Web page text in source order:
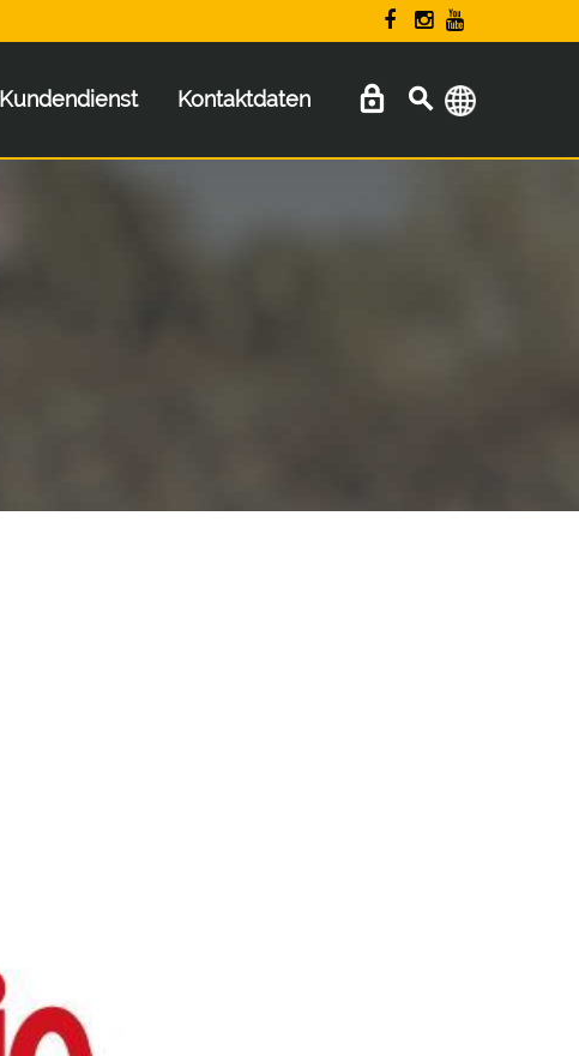
Kundendienst Kontaktdaten